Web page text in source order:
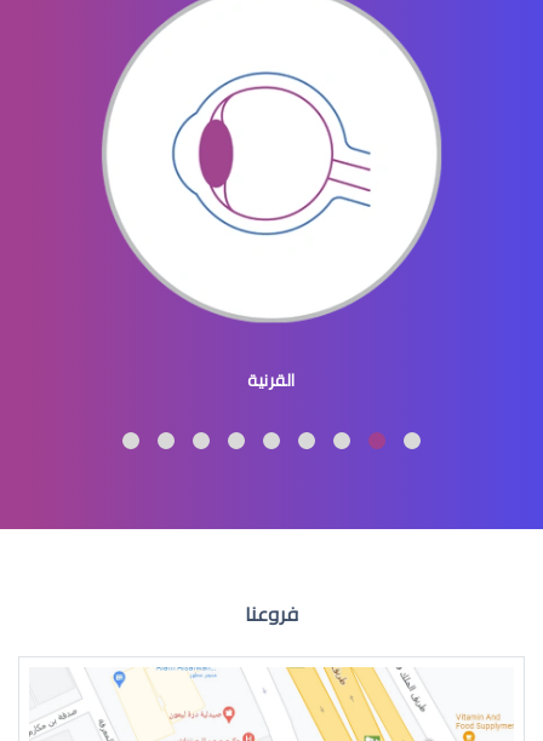
الماء الازرق بالعين
ماء الازرق بالعين
القرنية
فروعنا